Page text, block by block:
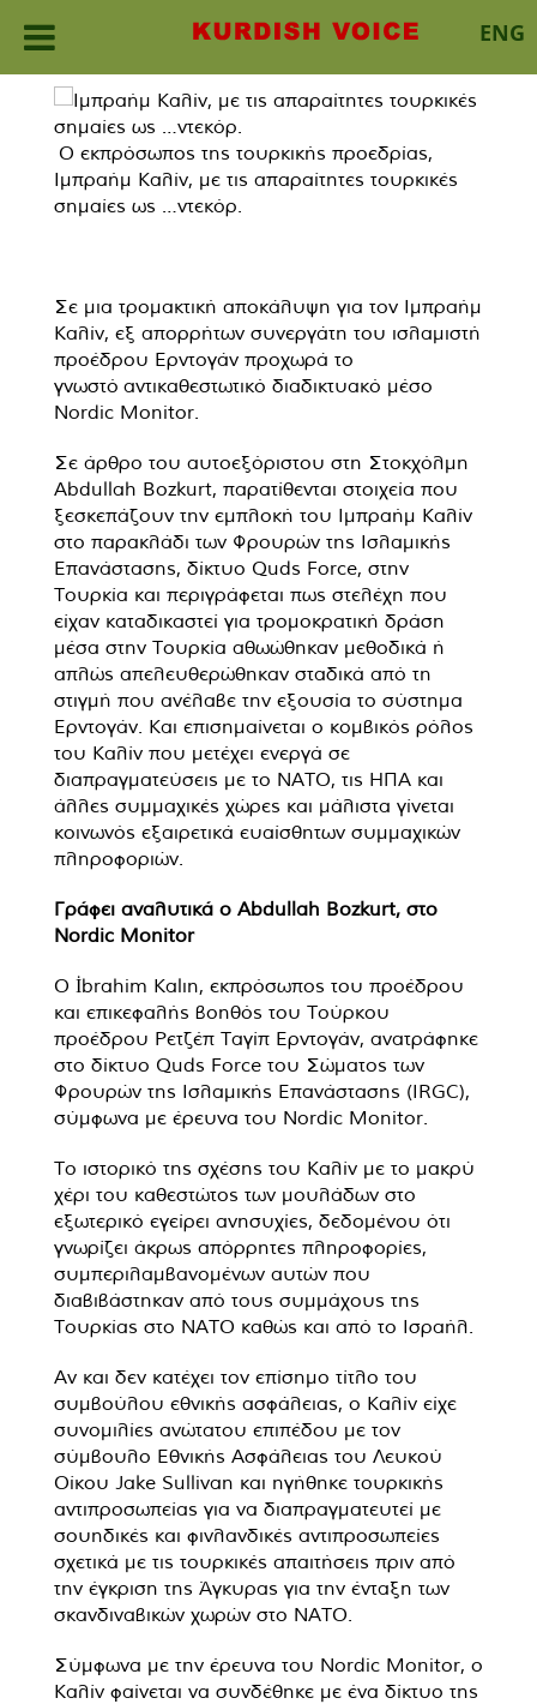
ENG
content
Ο εκπρόσωπος της τουρκικής προεδρίας,
Ιμπραήμ Καλίν, με τις απαραίτητες τουρκικές
σημαίες ως …ντεκόρ.
Σε μια τρομακτική αποκάλυψη για τον Ιμπραήμ
Καλίν, εξ απορρήτων συνεργάτη του ισλαμιστή
προέδρου Ερντογάν προχωρά το
γνωστό αντικαθεστωτικό διαδικτυακό μέσο
Nordic Monitor.
Σε άρθρο του αυτοεξόριστου στη Στοκχόλμη
Abdullah Bozkurt, παρατίθενται στοιχεία που
ξεσκεπάζουν την εμπλοκή του Ιμπραήμ Καλίν
στο παρακλάδι των Φρουρών της Ισλαμικής
Επανάστασης, δίκτυο Quds Force, στην
Τουρκία και περιγράφεται πως στελέχη που
είχαν καταδικαστεί για τρομοκρατική δράση
μέσα στην Τουρκία αθωώθηκαν μεθοδικά ή
απλώς απελευθερώθηκαν σταδικά από τη
στιγμή που ανέλαβε την εξουσία το σύστημα
Ερντογάν. Και επισημαίνεται ο κομβικός ρόλος
του Καλίν που μετέχει ενεργά σε
διαπραγματεύσεις με το ΝΑΤΟ, τις ΗΠΑ και
άλλες συμμαχικές χώρες και μάλιστα γίνεται
κοινωνός εξαιρετικά ευαίσθητων συμμαχικών
πληροφοριών.
Γράφει αναλυτικά ο Abdullah Bozkurt, στο
Nordic Monitor
Ο İbrahim Kalın, εκπρόσωπος του προέδρου
και επικεφαλής βοηθός του Τούρκου
προέδρου Ρετζέπ Ταγίπ Ερντογάν, ανατράφηκε
στο δίκτυο Quds Force του Σώματος των
Φρουρών της Ισλαμικής Επανάστασης (IRGC),
σύμφωνα με έρευνα του Nordic Monitor.
Το ιστορικό της σχέσης του Καλίν με το μακρύ
χέρι του καθεστώτος των μουλάδων στο
εξωτερικό εγείρει ανησυχίες, δεδομένου ότι
γνωρίζει άκρως απόρρητες πληροφορίες,
συμπεριλαμβανομένων αυτών που
διαβιβάστηκαν από τους συμμάχους της
Τουρκίας στο ΝΑΤΟ καθώς και από το Ισραήλ.
Αν και δεν κατέχει τον επίσημο τίτλο του
συμβούλου εθνικής ασφάλειας, ο Καλίν είχε
συνομιλίες ανώτατου επιπέδου με τον
σύμβουλο Εθνικής Ασφάλειας του Λευκού
Οίκου Jake Sullivan και ηγήθηκε τουρκικής
αντιπροσωπείας για να διαπραγματευτεί με
σουηδικές και φινλανδικές αντιπροσωπείες
σχετικά με τις τουρκικές απαιτήσεις πριν από
την έγκριση της Άγκυρας για την ένταξη των
σκανδιναβικών χωρών στο ΝΑΤΟ.
Σύμφωνα με την έρευνα του Nordic Monitor, ο
Καλίν φαίνεται να συνδέθηκε με ένα δίκτυο της